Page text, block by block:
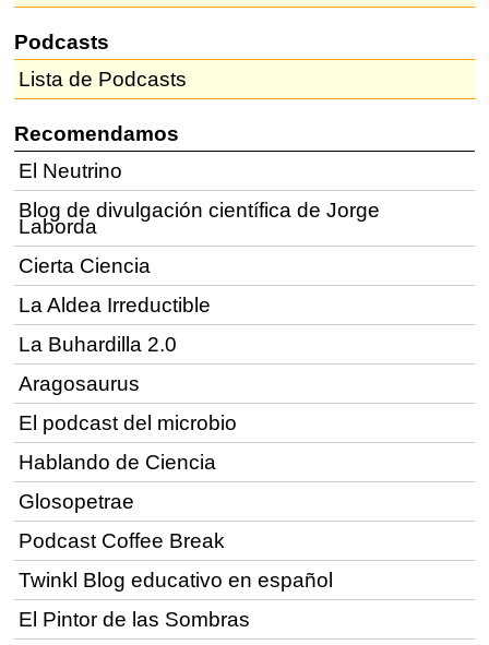
Podcasts
Lista de Podcasts
Recomendamos
El Neutrino
Blog de divulgación científica de Jorge
Laborda
Cierta Ciencia
La Aldea Irreductible
La Buhardilla 2.0
Aragosaurus
El podcast del microbio
Hablando de Ciencia
Glosopetrae
Podcast Coffee Break
Twinkl Blog educativo en español
El Pintor de las Sombras